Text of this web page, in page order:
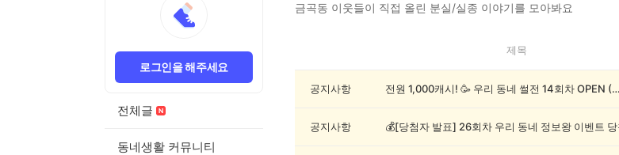
로그인을 해주세요
전체글
동네생활 커뮤니티
금곡동 이웃들이 직접 올린 분실/실종 이야기를 모아봐요
동
제목
공지사항 전원 1,000캐시! 🥳 우리 동네 썰전 14회차 OPEN (~8/17)
공지사항